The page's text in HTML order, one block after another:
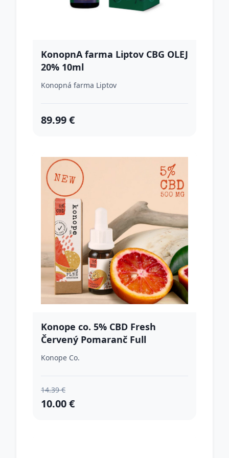
KonopnA farma Liptov CBG OLEJ
20% 10ml
Konopná farma Liptov
89.99 €
Konope co. 5% CBD Fresh
Červený Pomaranč Full
Spektrum 500mg
Konope Co.
14.39 €
10.00 €